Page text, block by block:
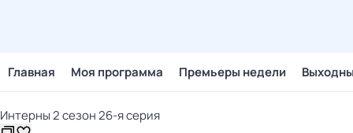
Главная Моя программа Премьеры недели
Интерны 2 сезон 26-я серия